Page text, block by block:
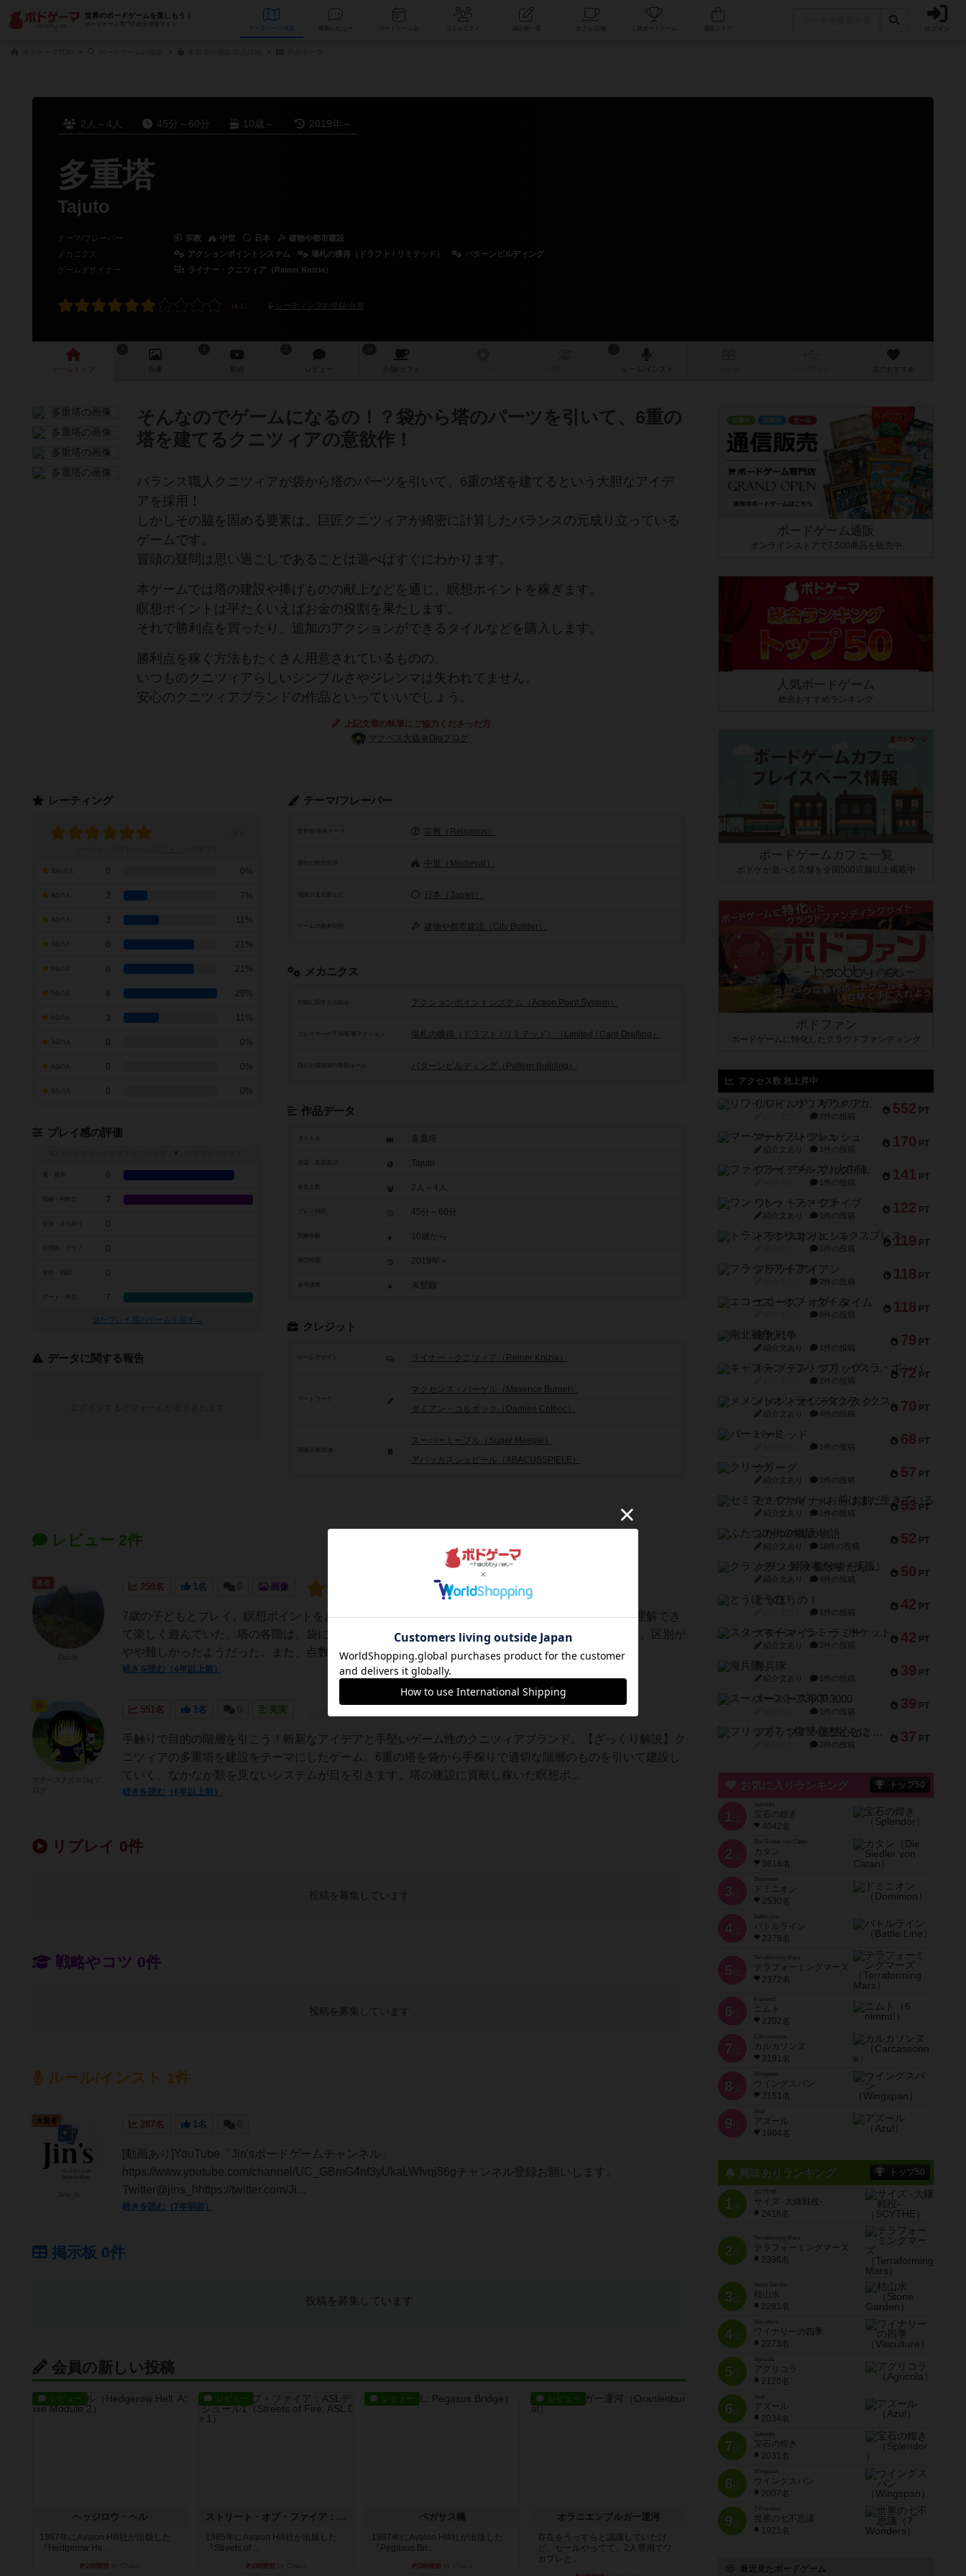
世界のボードゲームを楽しもう！
ボードゲーム専門の総合情報サイト
データベース コミュニティ 人気ボードゲーム ログイン
2人～4人 45分～60分 10歳～ 2019年～
多重塔
Tajuto
テーマ/フレーバー ： 宗教 中世 日本
建物や都市建設
メカニクス
： アクションポイントシステム 場札の獲得（ドラフト / リミテッド）
パターンビルディング
ゲームデザイナー
： ライナー・クニツィア（Reiner Knizia）
レーティングの登録/分布
ゲーム 画像 レビュー 店舗/ カフェ 次のおすすめ
そんなのでゲームになるの！？袋から塔のパーツを引いて、6重の
塔を建てるクニツィアの意欲作！
バランス職人クニツィアが袋から塔のパーツを引いて、6重の塔を建てるという大胆なアイデ
アを採用！
しかしその脇を固める要素は、巨匠クニツィアが綿密に計算したバランスの元成り立っている
ゲームです。
冒頭の疑問は思い過ごしであることは遊べばすぐにわかります。
本ゲームでは塔の建設や捧げものの献上などを通じ、瞑想ポイントを稼ぎます。
瞑想ポイントは平たくいえばお金の役割を果たします。
それで勝利点を買ったり、追加のアクションができるタイルなどを購入します。
勝利点を稼ぐ方法もたくさん用意されているものの、
いつものクニツィアらしいシンプルさやジレンマは失われてません。
安心のクニツィアブランドの作品といっていいでしょう。
上記文章の執筆にご協力くださった方
マクベス大佐＠Digブログ
テーマ/フレーバー
世界観/基本テーマ 宗教（Religious）
舞台の時代背景 中世（Medieval）
地域や文化圏など 日本（Japan）
ゲームの基本目的 建物や都市建設（City Builder）
メカニクス
行動に関する仕組み アクションポイントシステム（Action Point System）
プレイヤーの干渉/影響アクション 場札の獲得（ドラフト / リミテッド）（Limited / Card Drafting）
パターンビルディング（Pattern Building）
作品データ
タイトル 多重塔
Tajuto
参加人数 2人～4人
45分～60分
10歳から
2019年～
参考価格 未登録
クレジット
ゲームデザイン ライナー・クニツィア（Reiner Knizia）
アートワーク
マクセンス・バーゲル（Maxence Burgel）
ダミアン・コルボック（Damien Colboc）
スーパーミープル（Super Meeple）
アバッカスシュピール（ABACUSSPIELE）
レーティング
0 0%
2 7%
3 11%
7点の人 6 21%
6 21%
8 29%
3 11%
0 0%
0 0%
0 0%
プレイ感の評価
※
6
戦略・判断力 7
0
0
0
アート・外見 7
似たプレイ感のゲームを探す→
データに関する報告
レビュー 2件
259名 1名 0 画像
7歳の子どもとプレイ。瞑想ポイントをお金という扱いにしたらとっつきやすかったらしく、すぐに理解でき
て楽しく遊んでいた。塔の各階は、袋に手を入れて引くのだが、上層階になってコマが小さくなると、区別が
やや難しかったようだった。また、点数を増やすためには未来への投資が必要なので、...
続きを読む（4年以上前）
勇者
551名 3名 0 充実
手触りで目的の階層を引こう！斬新なアイデアと手堅いゲーム性のクニツィアブランド。【ざっくり解説】ク
ニツィアの多重塔を建設をテーマにしたゲーム。6重の塔を袋から手探りで適切な階層のものを引いて建設し
ていく、なかなか類を見ないシステムが目を引きます。塔の建設に貢献し稼いだ瞑想ポ...
続きを読む（6年以上前）
リプレイ 0件
投稿を募集しています
戦略やコツ 0件
投稿を募集しています
ルール/インスト 1件
287名 1名 0
[動画あり]YouTube「Jin'sボードゲームチャンネル」
https://www.youtube.com/channel/UC_GBmG4nf3yUkaLWfvqj86gチャンネル登録お願いします。
Twitter@jins_hhttps://twitter.com/Ji...
続きを読む（7年弱前）
大賢者
掲示板 0件
投稿を募集しています
会員の新しい投稿
レビュー
ヘッジロウ・ヘル
1987年にAvalon Hill社が出版した
『Hedgerow He...
約2時間前
レビュー
ストリート・オブ・ファイア：ASLデラックスモジュール1
1985年にAvalon Hill社が出版した
『Streets of ...
約2時間前
レビュー
ペガサス橋
1997年にAvalon Hill社が出版した
『Pegasus Bri...
約3時間前
レビュー
オラニエンブルガー運河
存在をうっすらと認識していたけ
ど、セールやってて、2人専用でワ
カプレと...
ボードゲーム通販
オンラインストアで7,500商品を販売中
人気ボードゲーム
総合おすすめランキング
ボードゲームカフェ一覧
ボドゲが遊べる店舗を全国500店舗以上掲載中
ボドファン
ボードゲームに特化したクラウドファンディング
アクセス数 急上昇中
552 PT
リワイルド：サウスアメリカ
2件の投稿
170 PT
マーケットフレッシュ
紹介文あり 1件の投稿
141 PT
ファイアー・ブルズ / 火牛陣
1件の投稿
122 PT
ワン・トゥ・ファイブ
紹介文あり 1件の投稿
119 PT
トランスオリエント・エクスプレス
1件の投稿
118 PT
フラットアイアン
2件の投稿
118 PT
エコーズ・オブ・タイム
8件の投稿
79 PT
南北戦争
紹介文あり 1件の投稿
72 PT
キャプテン・フリップ：イスラ・ボンバ
2件の投稿
70 PT
メメントオンラインタクティクス
紹介文あり 4件の投稿
68 PT
パーミッド
1件の投稿
57 PT
クリーグ
紹介文あり 1件の投稿
53 PT
セミファイナル ～お前はまだ生きている～
紹介文あり 1件の投稿
52 PT
ふたつの街の物語
紹介文あり 18件の投稿
50 PT
クランク! ：冒険者たち（拡張）
紹介文あり 4件の投稿
42 PT
とうほうの！
1件の投稿
42 PT
スターマイン・ラミー ポケット
紹介文あり 2件の投稿
39 PT
海兵隊
紹介文あり 1件の投稿
39 PT
スーパーストア3000
1件の投稿
37 PT
フリップ７：復讐心とともに
2件の投稿
お気に入りランキング トップ50
1 位
宝石の煌き
4042名
2 位
Die Siedler von Catan
カタン
3618名
3 位
ドミニオン
2530名
4位
Battle Line
バトルライン
2379名
5 位
Terraforming Mars
テラフォーミングマーズ
2372名
6 位
ニムト
2202名
7 位
Carcassonne
カルカソンヌ
2191名
8 位
Wingspan
ウイングスパン
2151名
9 位
Azul
アズール
1904名
興味ありランキング トップ50
1位
SCYTHE
サイズ -大鎌戦役-
2416名
2位
Terraforming Mars
テラフォーミングマーズ
2396名
3位
Stone Garden
枯山水
2281名
4位
Viticulture
ワイナリーの四季
2273名
5位
Agricola
アグリコラ
2120名
6位
Azul
アズール
2034名
7位
宝石の煌き
2031名
8位
Wingspan
ウイングスパン
2007名
9位
7 Wonders
世界の七不思議
1921名
最近見たボードゲーム